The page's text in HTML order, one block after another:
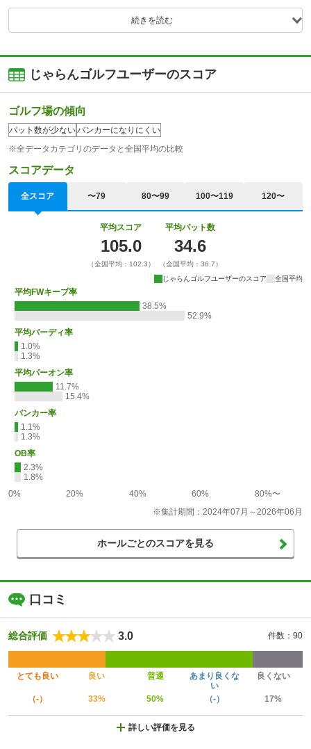
続きを読む
じゃらんゴルフユーザーのスコア
ゴルフ場の傾向
パット数が少ないバンカーになりにくい
※全データカテゴリのデータと全国平均の比較
スコアデータ
全スコア 〜79 80〜99 100〜119 120〜
平均スコア
105.0
（全国平均：102.3）
平均パット数
34.6
（全国平均：36.7）
じゃらんゴルフユーザーのスコア
全国平均
平均FWキープ率
38.5%
52.9%
平均バーディ率
1.0%
1.3%
平均パーオン率
11.7%
15.4%
バンカー率
1.1%
1.3%
OB率
2.3%
1.8%
0%
20% 40% 60%
80%〜
※集計期間：2024年07月～2026年06月
ホールごとのスコアを見る
口コミ
総合評価 3.0 件数：90
とても良い 良い 普通
あまり良くな
い
良くない
（-） 33% 50% （-） 17%
詳しい評価を見る